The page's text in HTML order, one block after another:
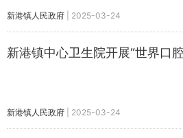
新港镇人民政府 2025-03-24
新港镇中心卫生院开展“世界口
新港镇人民政府 2025-03-24